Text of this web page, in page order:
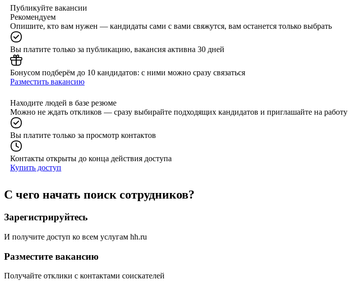
Публикуйте вакансии
Рекомендуем
Опишите, кто вам нужен — кандидаты сами с вами свяжутся, вам останется только выбрать
Вы платите только за публикацию, вакансия активна 30 дней
Бонусом подберём до 10 кандидатов: с ними можно сразу связаться
Разместить вакансию
Находите людей в базе резюме
Можно не ждать откликов — сразу выбирайте подходящих кандидатов и приглашайте на работу
Вы платите только за просмотр контактов
Контакты открыты до конца действия доступа
Купить доступ
С чего начать поиск сотрудников?
Зарегистрируйтесь
И получите доступ ко всем услугам hh.ru
Разместите вакансию
Получайте отклики с контактами соискателей